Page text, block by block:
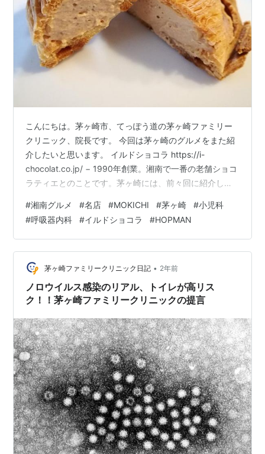
こんにちは。茅ヶ崎市、てっぽう道の茅ヶ崎ファミリー
クリニック、院長です。 今回は茅ヶ崎のグルメをまた紹
介したいと思います。 イルドショコラ https://i-
chocolat.co.jp/ − 1990年創業。湘南で一番の老舗ショコ
ラティエとのことです。茅ヶ崎には、前々回に紹介した
参者のような感じがしますが、創業34年と言えば立派な
ものです！！こちらの生シェルパイは非常に美味しいで
す。民放テレビのバラエティ番組、はなまるマーケット
ではベストスイーツに選ばれているようです。当院のス
タッフでおやつに頂いたことがありますが、上品な甘さ
のチョコレ…
#湘南グルメ #名店 #MOKICHI #茅ヶ崎 #小児科
#呼吸器内科 #イルドショコラ #HOPMAN
茅ヶ崎ファミリークリニック日記 • 2年前
ノロウイルス感染のリアル、トイレが高リス
ク！！茅ヶ崎ファミリークリニックの提言